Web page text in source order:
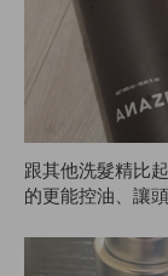
跟其他洗髮精比
的更能控油、讓